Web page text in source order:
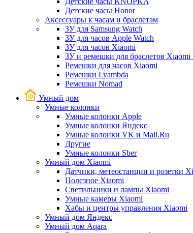
Детские часы Honor
Аксессуары к часам и браслетам
ЗУ для Samsung Watch
ЗУ для часов Apple Watch
ЗУ для часов Xiaomi
ЗУ и ремешки для браслетов Xiaomi
Ремешки для часов Xiaomi
Ремешки Lyambda
Ремешки Nomad
Умный дом
Умные колонки
Умные колонки Apple
Умные колонки Яндекс
Умные колонки VK и Mail.Ru
Другие
Умные колонки Sber
Умный дом Xiaomi
Датчики, метеостанции и розетки
Полезное Xiaomi
Светильники и лампы Xiaomi
Умные камеры Xiaomi
Хабы и центры управления Xiaomi
Умный дом Яндекс
Умный дом Aqara